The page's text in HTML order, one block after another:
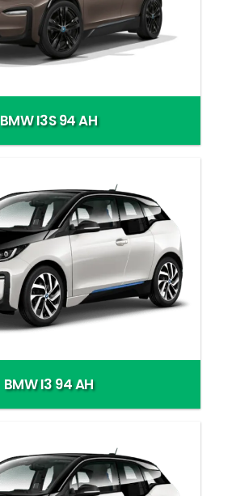
BMW I3S 94 AH
BMW I3 94 AH